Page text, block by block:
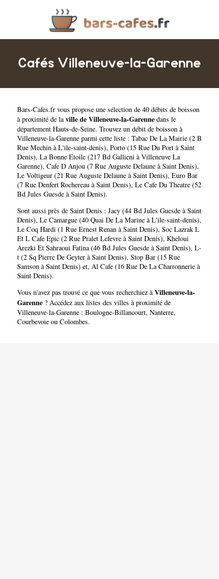
Cafés Villeneuve-la-Garenne
Bars-Cafes.fr vous propose une sélection de 40 débits de boisson
à proximité de laville de Villeneuve-la-Garenne dans le
département Hauts-de-Seine. Trouvez un débit de boisson à
Villeneuve-la-Garenne parmi cette liste : Tabac De La Mairie (2 B
Rue Mechin à L'ile-saint-denis), Porto (15 Rue Du Port à Saint
Denis), La Bonne Etoile (217 Bd Gallieni à Villeneuve La
Garenne), Cafe D Anjou (7 Rue Auguste Delaune à Saint Denis),
Le Voltigeur (21 Rue Auguste Delaune à Saint Denis), Euro Bar
(7 Rue Denfert Rochereau à Saint Denis), Le Cafe Du Theatre (52
Bd Jules Guesde à Saint Denis).
Sont aussi près de Saint Denis : Jacy (44 Bd Jules Guesde à Saint
Denis), Le Camargue (40 Quai De La Marine à L'ile-saint-denis),
Le Coq Hardi (1 Rue Ernest Renan à Saint Denis), Soc Lazrak L
Et L Cafe Epic (2 Rue Pralet Lefevre à Saint Denis), Kheloui
Arezki Et Sahraoui Fatina (46 Bd Jules Guesde à Saint Denis), L-
t (2 Sq Pierre De Geyter à Saint Denis), Stop Bar (15 Rue
Samson à Saint Denis) et, Al Cafe (16 Rue De La Charronnerie à
Saint Denis).
Vous n'avez pas trouvé ce que vous recherchiez àVilleneuve-la-
Garenne ? Accédez aux listes des villes à proximité de
Villeneuve-la-Garenne : Boulogne-Billancourt, Nanterre,
Courbevoie ou Colombes.